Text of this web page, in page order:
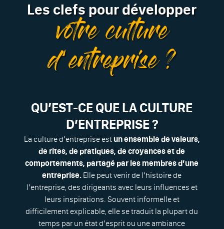
Les clefs pour développer
votre culture
d’entreprise ?
QU’EST-CE QUE LA CULTURE
D’ENTREPRISE ?
La culture d’entreprise est un ensemble de valeurs,
de rites, de pratiques, de croyances et de
comportements, partagé par les membres d’une
entreprise. Elle peut venir de l’histoire de
l’entreprise, des dirigeants avec leurs influences et
leurs inspirations. Souvent informelle et
difficilement explicable, elle se traduit la plupart du
temps par un état d’esprit ou une ambiance